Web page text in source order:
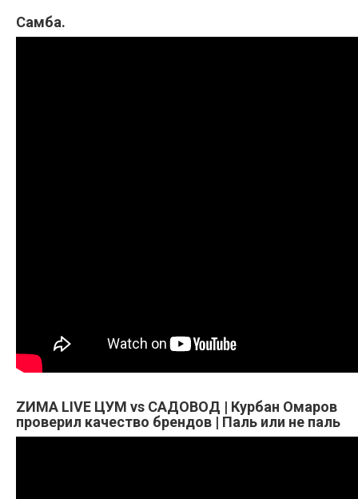
Самба.
ZИMA LIVE ЦУМ vs САДОВОД | Курбан Омаров
проверил качество брендов | Паль или не паль